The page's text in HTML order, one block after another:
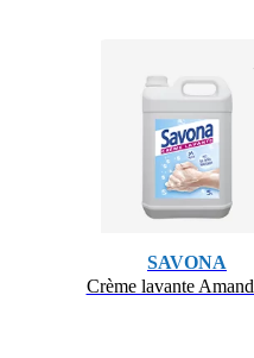
SAVONA
Crème lavante